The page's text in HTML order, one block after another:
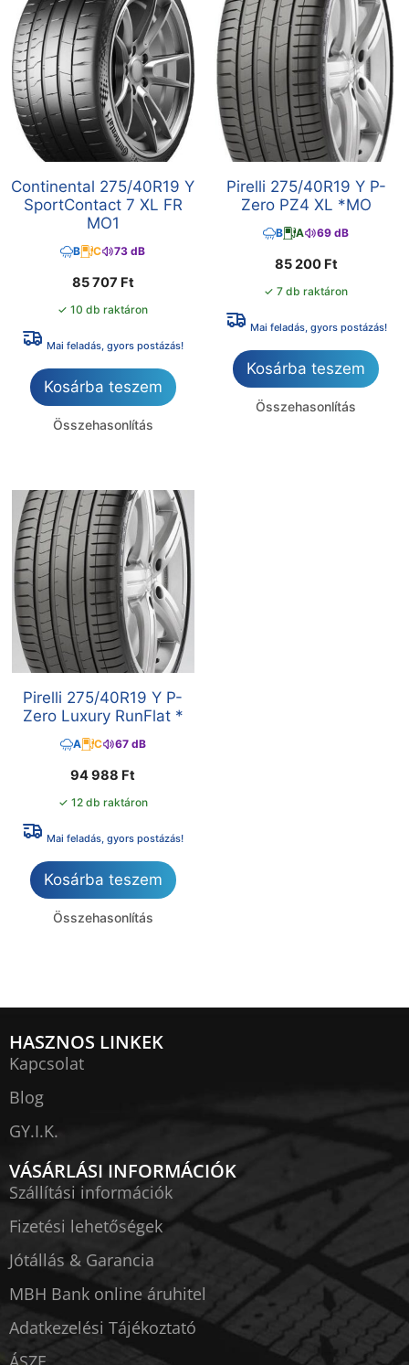
Continental 275/40R19 Y
SportContact 7 XL FR
MO1
B C 73 dB
85 707 Ft
✓ 10 db raktáron
Mai feladás, gyors postázás!
Kosárba teszem
Összehasonlítás
Pirelli 275/40R19 Y P-
Zero PZ4 XL *MO
B A 69 dB
85 200 Ft
✓ 7 db raktáron
Mai feladás, gyors postázás!
Kosárba teszem
Összehasonlítás
Pirelli 275/40R19 Y P-
Zero Luxury RunFlat *
A C 67 dB
94 988 Ft
✓ 12 db raktáron
Mai feladás, gyors postázás!
Kosárba teszem
Összehasonlítás
HASZNOS LINKEK
Kapcsolat
Blog
GY.I.K.
VÁSÁRLÁSI INFORMÁCIÓK
Szállítási információk
Fizetési lehetőségek
Jótállás & Garancia
MBH Bank online áruhitel
Adatkezelési Tájékoztató